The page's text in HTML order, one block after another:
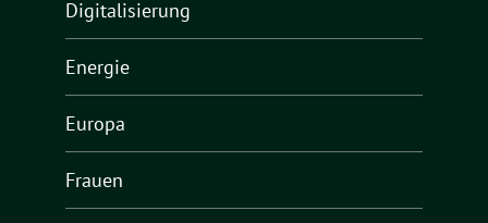
Digitalisierung
Energie
Europa
Frauen